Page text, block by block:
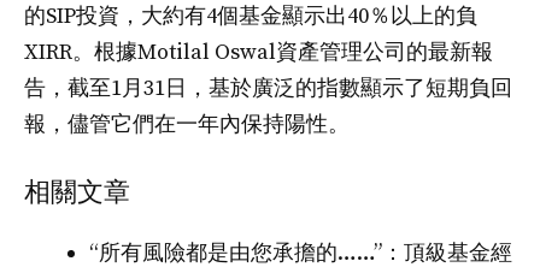
的SIP投資，大約有4個基金顯示出40％以上的負
XIRR。根據Motilal Oswal資產管理公司的最新報
告，截至1月31日，基於廣泛的指數顯示了短期負回
報，儘管它們在一年內保持陽性。
相關文章
“所有風險都是由您承擔的……”：頂級基金經